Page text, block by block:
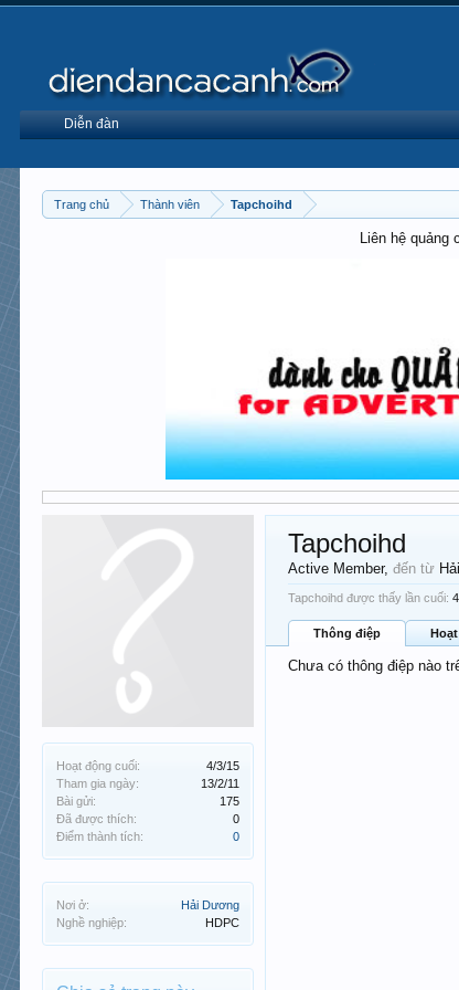
Trang chủ Thành viên Tapchoihd
Liên hệ quảng
Hoạt động cuối:
4/3/15
Tham gia ngày:
13/2/11
Bài gửi:
175
Đã được thích:
0
Điểm thành tích:
0
Nơi ở:
Hải Dương
Nghề nghiệp:
HDPC
Tapchoihd
Active Member,đến từ
Tapchoihd được thấy lần cuối:
Thông điệp
Chưa có thông điệp nào
Diễn đàn